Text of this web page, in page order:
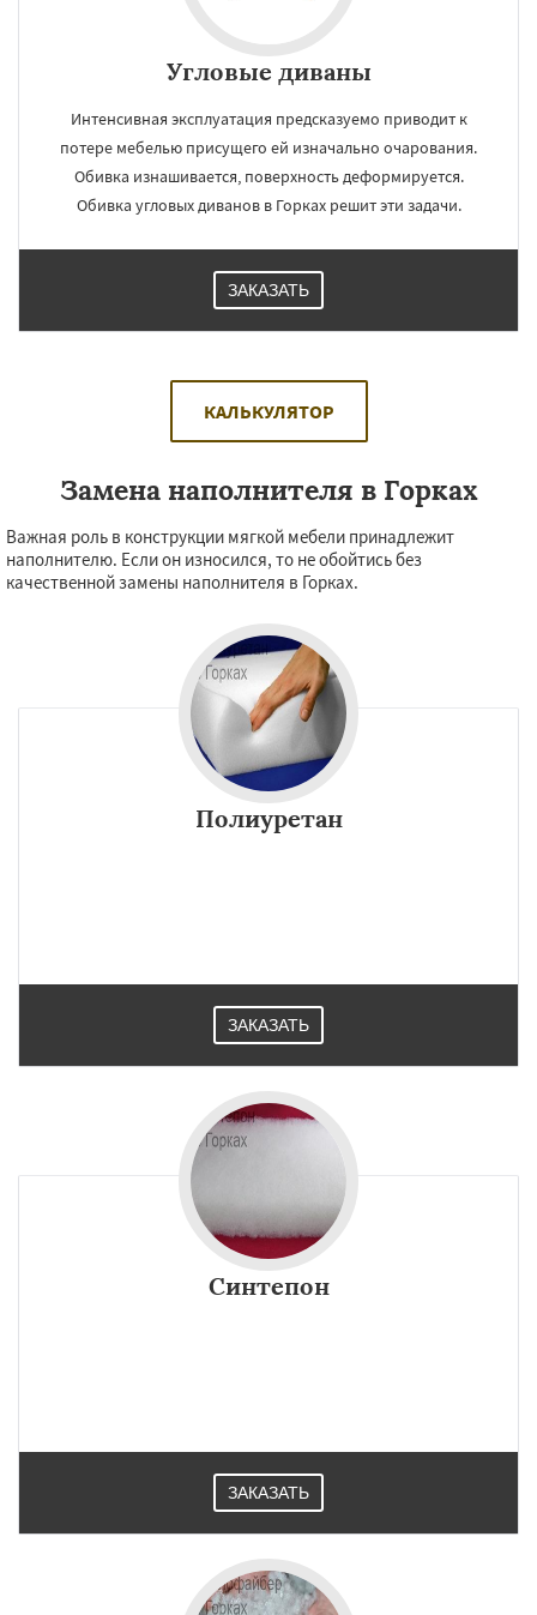
Угловые диваны
Интенсивная эксплуатация предсказуемо приводит к
потере мебелью присущего ей изначально очарования.
Обивка изнашивается, поверхность деформируется.
Обивка угловых диванов в Горках решит эти задачи.
ЗАКАЗАТЬ
КАЛЬКУЛЯТОР
Замена наполнителя в Горках
Важная роль в конструкции мягкой мебели принадлежит
наполнителю. Если он износился, то не обойтись без
качественной замены наполнителя в Горках.
Полиуретан
ЗАКАЗАТЬ
Синтепон
ЗАКАЗАТЬ